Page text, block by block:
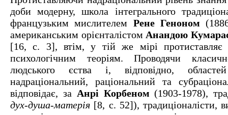
доби модерну, школа інтегрального
французьким мислителем Рене Геноном
американським орієнталістом Анандою
[16, с. 3], втім, у тій же мірі протиставляє
психологічним теоріям. Проводячи
людського єства і, відповідно,
надраціональний, раціональний та
відповідає, за Анрі Корбеном (1903-1978),
дух-душа-матерія [8, с. 52]), традиціоналісти,